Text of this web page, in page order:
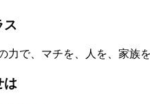
ス
力で、マチを、人を、家族
は